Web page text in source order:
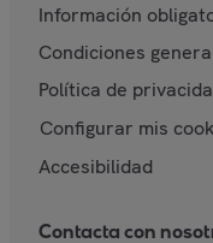
Información
Condiciones
Política de
Configurar mis
Accesibilidad
Contacta con